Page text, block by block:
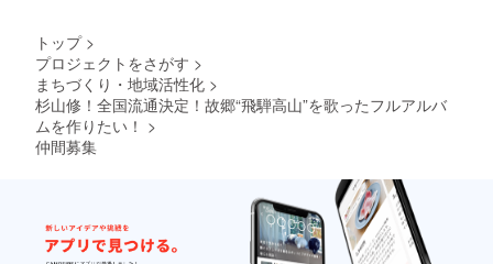
トップ >
プロジェクトをさがす >
まちづくり・地域活性化 >
杉山修！全国流通決定！故郷“飛騨高山”を歌ったフルアルバ
ムを作りたい！ >
仲間募集